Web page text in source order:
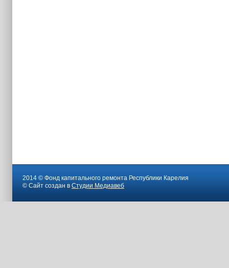
2014 © Фонд капитального ремонта Республики Карелия
© Сайт создан в Студии Медиавеб